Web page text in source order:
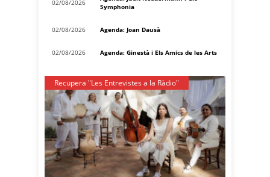
02/08/2026
Symphonia
02/08/2026 Agenda: Joan Dausà
02/08/2026 Agenda: Ginestà i Els Amics de les Arts
Recupera "Les Entrevistes a la Ràdio"